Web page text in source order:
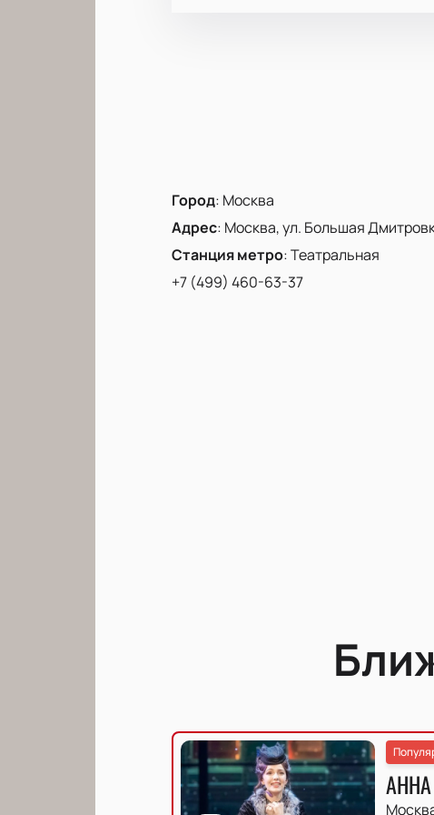
Город: Москва
Адрес: Москва, ул. Большая
Станция метро:Театральная
+7 (499) 460-63-37